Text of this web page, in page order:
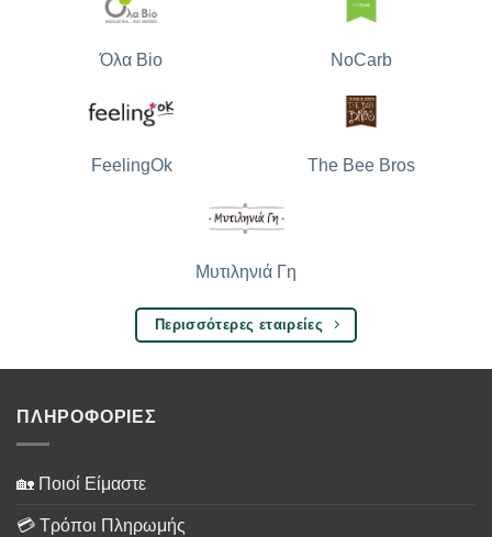
Όλα Bio NoCarb
FeelingOk The Bee Bros
Μυτιληνιά Γη
Περισσότερες εταιρείες
ΠΛΗΡΟΦΟΡΙΕΣ
🏡 Ποιοί Είμαστε
💳 Τρόποι Πληρωμής